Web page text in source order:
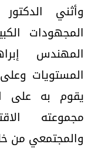
وأثني
المجهودات
المهندس
المستويات
يقوم به على
مجموعته
والمجتمعي من